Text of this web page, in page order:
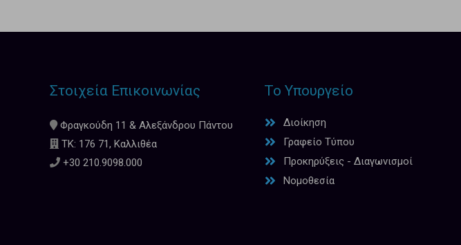
Στοιχεία Επικοινωνίας
Φραγκούδη 11 & Αλεξάνδρου Πάντου
ΤΚ: 176 71, Καλλιθέα
+30 210.9098.000
Το Υπουργείο
Διοίκηση
Γραφείο Τύπου
Προκηρύξεις - Διαγωνισμοί
Νομοθεσία